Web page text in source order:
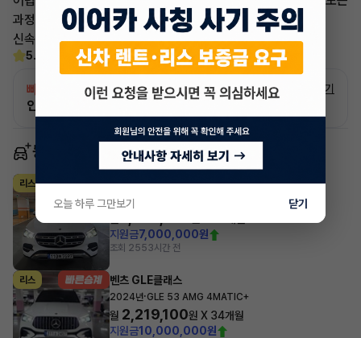
과정을 안전하고
신속하게 차량 인도까지 책임지도록 하겠습니다.
5.0
빠른승계
서비스
인증 차량으로 승계하는 이유?
자세히 보기
동일 차종 이어카
리스 벤츠 GLE클래스
2026년
지원금7,000,000원
조회 2553시간 전
리스 벤츠 GLE클래스
2024년·GLE 53 AMG 4MATIC+
월 2,219,100원 X 34개월
지원금10,000,000원
오늘 하루 그만보기 닫기